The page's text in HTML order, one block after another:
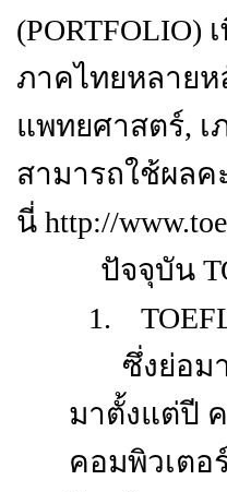
(PORTFOLIO)
ภาคไทยหลาย
แพทยศาสตร์,
สามารถใช้ผลค
นี่ http://
ปัจจุบัน
1. TOEFL
ซึ่งย่อมาจ
มาตั้งแต่ปี
คอมพิวเตอ